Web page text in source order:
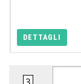
DETTAGLI